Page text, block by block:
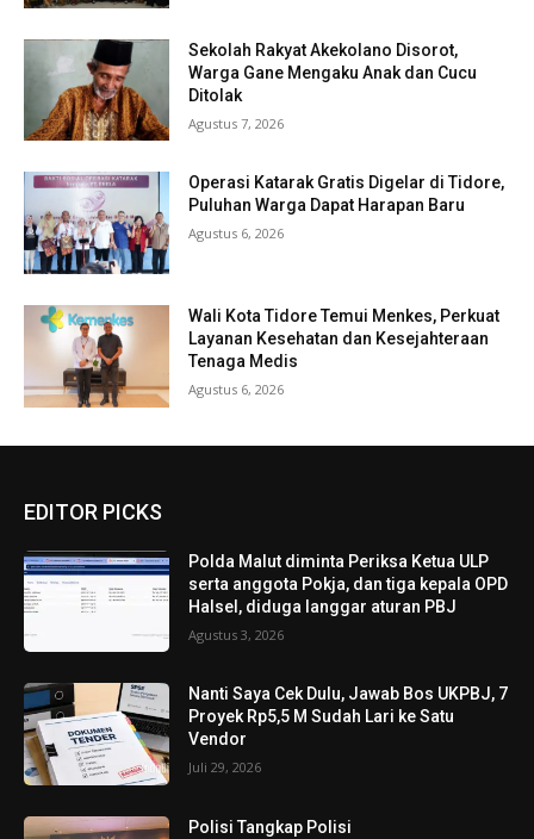
Sekolah Rakyat Akekolano Disorot,
Warga Gane Mengaku Anak dan Cucu
Ditolak
Agustus 7, 2026
Operasi Katarak Gratis Digelar di Tidore,
Puluhan Warga Dapat Harapan Baru
Agustus 6, 2026
Wali Kota Tidore Temui Menkes, Perkuat
Layanan Kesehatan dan Kesejahteraan
Tenaga Medis
Agustus 6, 2026
EDITOR PICKS
Polda Malut diminta Periksa Ketua ULP
serta anggota Pokja, dan tiga kepala OPD
Halsel, diduga langgar aturan PBJ
Agustus 3, 2026
Nanti Saya Cek Dulu, Jawab Bos UKPBJ, 7
Proyek Rp5,5 M Sudah Lari ke Satu
Vendor
Juli 29, 2026
Polisi Tangkap Polisi